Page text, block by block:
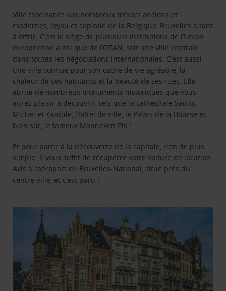
Ville fascinante aux nombreux trésors anciens et
modernes, joyau et capitale de la Belgique, Bruxelles a tant
à offrir. C’est le siège de plusieurs institutions de l’Union
européenne ainsi que de l’OTAN, soit une ville centrale
dans toutes les négociations internationales. C’est aussi
une ville connue pour son cadre de vie agréable, la
chaleur de ses habitants et la beauté de ses rues. Elle
abrite de nombreux monuments historiques que vous
aurez plaisir à découvrir, tels que la cathédrale Saints-
Michel-et-Gudule, l’hôtel de ville, le Palais de la Bourse et
bien sûr, le fameux Manneken Pis !
Et pour partir à la découverte de la capitale, rien de plus
simple. Il vous suffit de récupérer votre voiture de location
Avis à l’aéroport de Bruxelles-National, situé près du
centre-ville, et c’est parti !